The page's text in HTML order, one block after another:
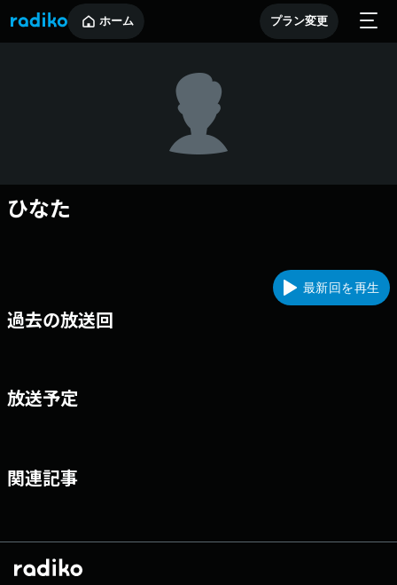
ホーム プラン変更
ひなた
最新回を再生
過去の放送回
放送予定
関連記事